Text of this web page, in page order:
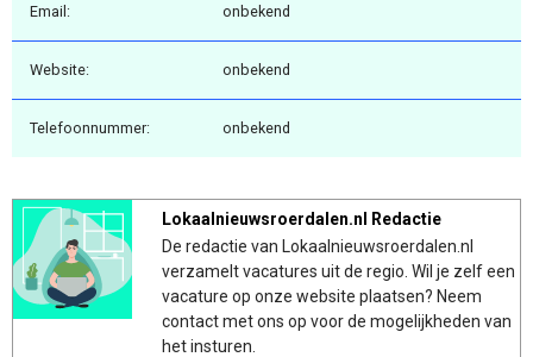
Email: onbekend
Website: onbekend
Telefoonnummer: onbekend
Lokaalnieuwsroerdalen.nl Redactie
De redactie van Lokaalnieuwsroerdalen.nl
verzamelt vacatures uit de regio. Wil je zelf een
vacature op onze website plaatsen? Neem
contact met ons op voor de mogelijkheden van
het insturen.